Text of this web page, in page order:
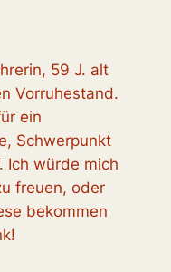
59 J. alt
Vorruhestand.
ein
Schwerpunkt
Ich würde mich
freuen, oder
bekommen